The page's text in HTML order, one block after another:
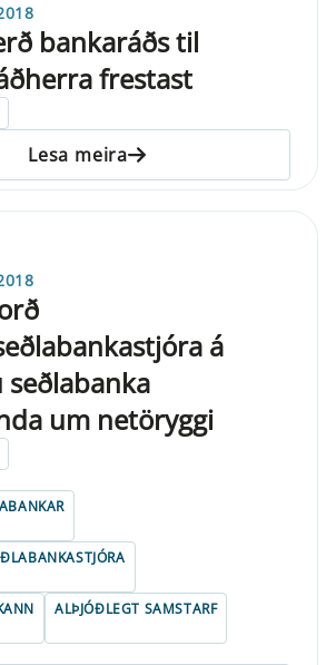
bankaráðs til
frestast
Lesa meira
á
um netöryggi
ALÞJÓÐLEGT SAMSTARF